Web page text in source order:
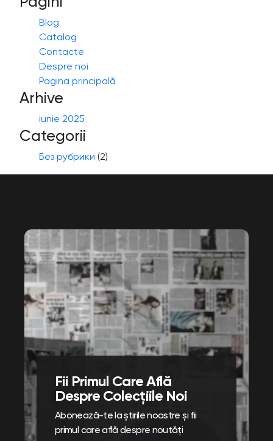
Blog
Catalog
Contacte
Despre noi
Pagina principală
Arhive
iunie 2025
Categorii
Без рубрики (2)
Fii Primul Care Află
Despre Colecțiile Noi
Abonează-te la știrile noastre și fii
primul care află despre noutăți